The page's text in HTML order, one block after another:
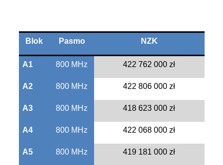
Blok Pasmo NZK
A1 800 MHz 422 762 000 zł
A2 800 MHz 422 806 000 zł
A3 800 MHz 418 623 000 zł
A4 800 MHz 422 068 000 zł
A5 800 MHz 419 181 000 zł